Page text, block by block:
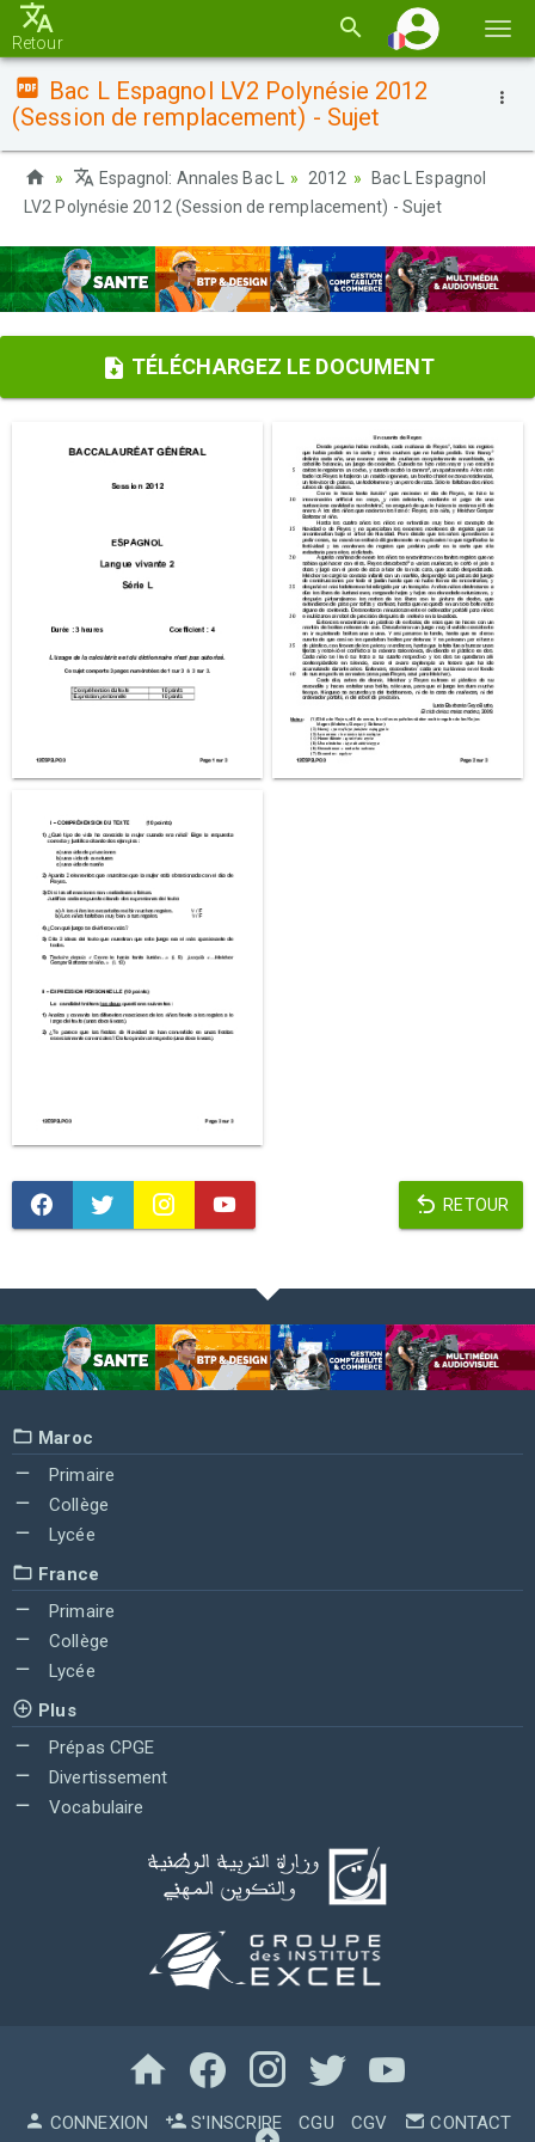
la
Retour
Bac L Espagnol LV2 Polynésie 2012
(Session de remplacement) - Sujet
Espagnol: Annales Bac L 2012
Bac L Espagnol
LV2 Polynésie 2012 (Session de remplacement) - Sujet
TÉLÉCHARGEZ LE DOCUMENT
RETOUR
Maroc
Primaire
Collège
Lycée
France
Primaire
Collège
Lycée
Plus
Prépas CPGE
Divertissement
Vocabulaire
CONNEXION S'INSCRIRE CGU CGV CONTACT